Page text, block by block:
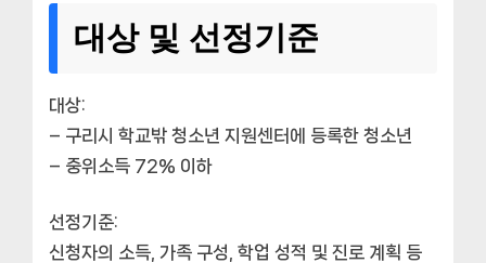
대상 및 선정기준
대상:
– 구리시 학교밖 청소년 지원센터에 등록한 청소년
– 중위소득 72% 이하
선정기준:
신청자의 소득, 가족 구성, 학업 성적 및 진로 계획 등